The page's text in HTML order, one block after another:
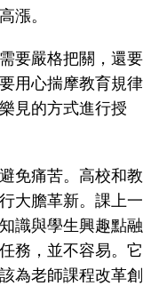
漲。
要嚴格把關，還要
用心揣摩教育規律
見的方式進行授
免痛苦。高校和教
大膽革新。課上一
識與學生興趣點融
務，並不容易。它
為老師課程改革創